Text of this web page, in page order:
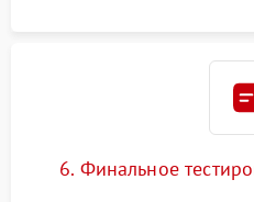
6. Финальное